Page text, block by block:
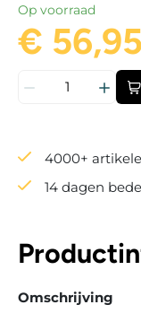
Op voorraad
€ 56,95
4000+
14 dagen
Omschrijving